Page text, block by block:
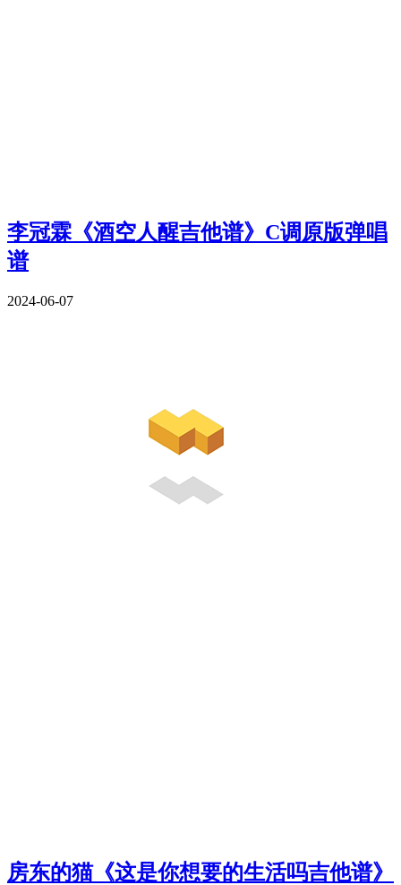
李冠霖《酒空人醒吉他谱》C调原版弹唱
谱
2024-06-07
房东的猫《这是你想要的生活吗吉他谱》